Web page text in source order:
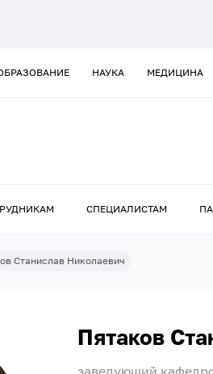
НАУКА МЕДИЦИНА
СПЕЦИАЛИСТАМ
Станислав Николаевич
Пятаков